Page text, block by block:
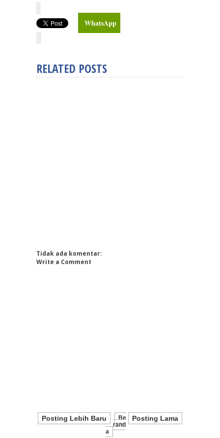
WhatsApp
RELATED POSTS
Tidak ada komentar:
Write a Comment
Posting Lebih Baru Posting Lama
Be
Rand
A